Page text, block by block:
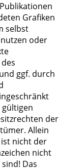
Grafiken
selbst
oder
ggf. durch
gültigen
der
Allein
nicht der
nicht
Das